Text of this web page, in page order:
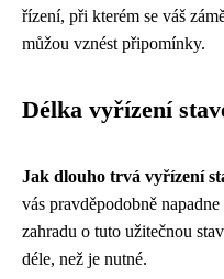
řízení, při kterém se váš
můžou vznést připomínky.
Délka vyřízení
Jak dlouho trvá vyřízení
vás pravděpodobně
zahradu o tuto užitečnou
déle, než je nutné.